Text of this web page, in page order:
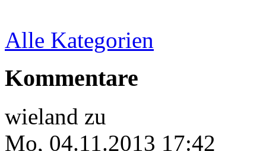
Alle Kategorien
Kommentare
wieland zu
Mo, 04.11.2013 17:42